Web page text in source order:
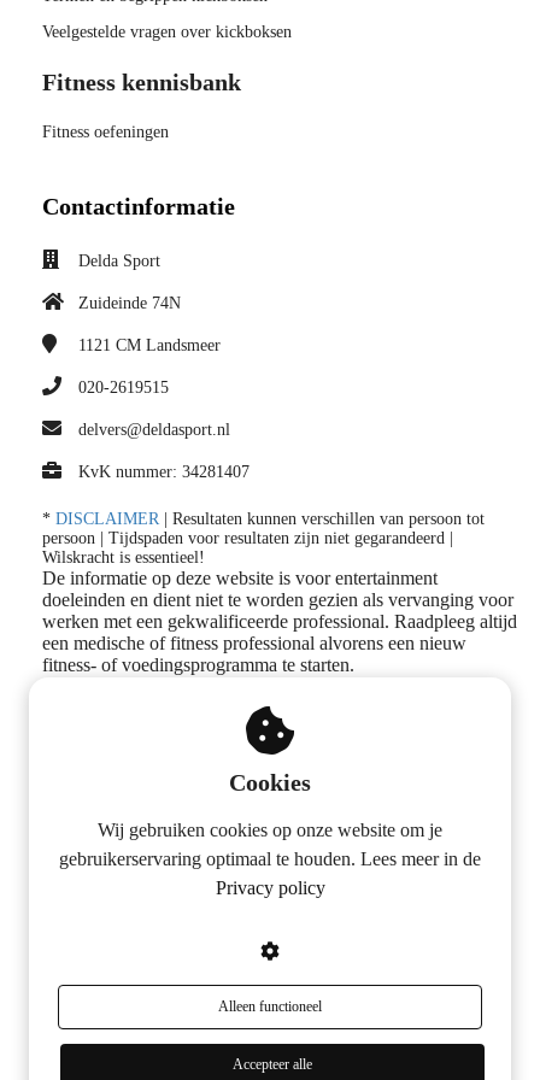
Veelgestelde vragen over kickboksen
Fitness kennisbank
Fitness oefeningen
Contactinformatie
Delda Sport
Zuideinde 74N
1121 CM Landsmeer
020-2619515
delvers@deldasport.nl
KvK nummer: 34281407
* DISCLAIMER| Resultaten kunnen verschillen van persoon tot
persoon | Tijdspaden voor resultaten zijn niet gegarandeerd |
Wilskracht is essentieel!
De informatie op deze website is voor entertainment
doeleinden en dient niet te worden gezien als vervanging voor
werken met een gekwalificeerde professional. Raadpleeg altijd
een medische of fitness professional alvorens een nieuw
fitness- of voedingsprogramma te starten.
Volg ons op social media
Cookies
Wij gebruiken cookies op onze website om je
gebruikerservaring optimaal te houden. Lees meer in de
Privacy policy
Alleen functioneel
Accepteer alle